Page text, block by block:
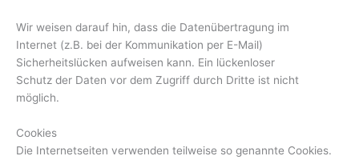
Wir weisen darauf hin, dass die Datenübertragung im
Internet (z.B. bei der Kommunikation per E-Mail)
Sicherheitslücken aufweisen kann. Ein lückenloser
Schutz der Daten vor dem Zugriff durch Dritte ist nicht
möglich.
Cookies
Die Internetseiten verwenden teilweise so genannte Cookies.